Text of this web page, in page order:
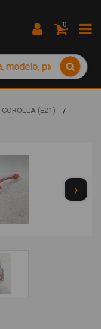
0
COROLLA (E21)
/
›